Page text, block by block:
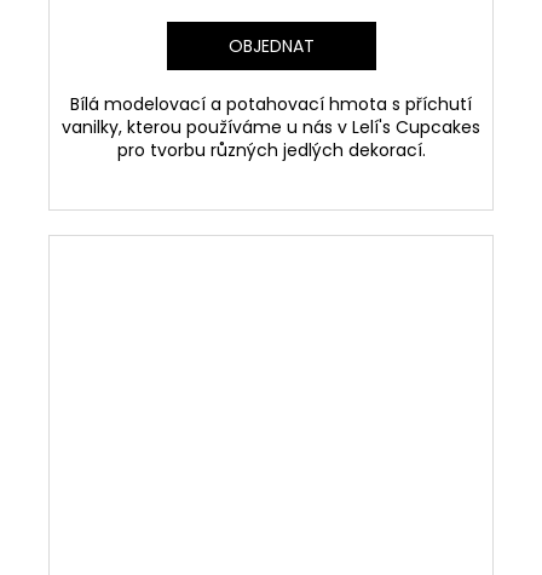
OBJEDNAT
Bílá modelovací a potahovací hmota s příchutí
vanilky, kterou používáme u nás v Lelí's Cupcakes
pro tvorbu různých jedlých dekorací.